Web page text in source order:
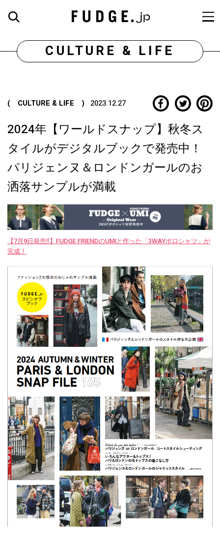
CULTURE & LIFE
( CULTURE & LIFE ) 2023.12.27
2024年【ワールドスナップ】秋冬ス
タイルがデジタルブックで発売中！
パリジェンヌ＆ロンドンガールのお
洒落サンプルが満載
【7月9日発売‼︎】FUDGE FRIENDのUMIと作った「3WAYポロシャツ」が
完成！